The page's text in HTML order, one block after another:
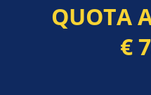
QUOTA
€